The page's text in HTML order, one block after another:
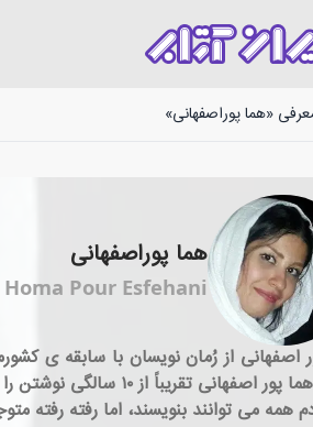
«هما پوراصفهانی»
هما پوراصفهانی
Homa Pour Esfehani
باشد. هما پور
همه می توانند بنویسند، اما رفته رفته